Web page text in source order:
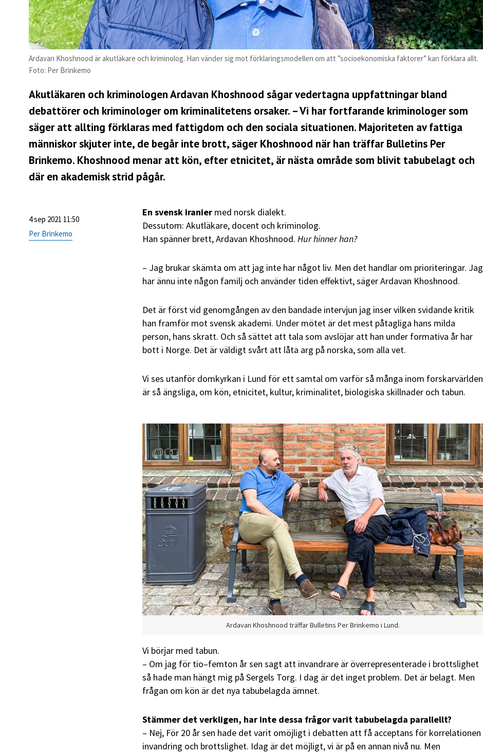
Ardavan Khoshnood är akutläkare och kriminolog. Han vänder sig mot förklaringsmodellen om att ”socioekonomiska faktorer” kan förklara allt.
Foto: Per Brinkemo
Akutläkaren och kriminologen Ardavan Khoshnood sågar vedertagna uppfattningar bland
debattörer och kriminologer om kriminalitetens orsaker. – Vi har fortfarande kriminologer som
säger att allting förklaras med fattigdom och den sociala situationen. Majoriteten av fattiga
människor skjuter inte, de begår inte brott, säger Khoshnood när han träffar Bulletins Per
Brinkemo. Khoshnood menar att kön, efter etnicitet, är nästa område som blivit tabubelagt och
där en akademisk strid pågår.
4 sep 2021 11:50
Per Brinkemo
En svensk iranier med norsk dialekt.
Dessutom: Akutläkare, docent och kriminolog.
Han spänner brett, Ardavan Khoshnood. Hur hinner han?
– Jag brukar skämta om att jag inte har något liv. Men det handlar om prioriteringar. Jag
har ännu inte någon familj och använder tiden effektivt, säger Ardavan Khoshnood.
Det är först vid genomgången av den bandade intervjun jag inser vilken svidande kritik
han framför mot svensk akademi. Under mötet är det mest påtagliga hans milda
person, hans skratt. Och så sättet att tala som avslöjar att han under formativa år har
bott i Norge. Det är väldigt svårt att låta arg på norska, som alla vet.
Vi ses utanför domkyrkan i Lund för ett samtal om varför så många inom forskarvärlden
är så ängsliga, om kön, etnicitet, kultur, kriminalitet, biologiska skillnader och tabun.
Ardavan Khoshnood träffar Bulletins Per Brinkemo i Lund.
Vi börjar med tabun.
– Om jag för tio–femton år sen sagt att invandrare är överrepresenterade i brottslighet
så hade man hängt mig på Sergels Torg. I dag är det inget problem. Det är belagt. Men
frågan om kön är det nya tabubelagda ämnet.
Stämmer det verkligen, har inte dessa frågor varit tabubelagda parallellt?
– Nej, För 20 år sen hade det varit omöjligt i debatten att få acceptans för korrelationen
invandring och brottslighet. Idag är det möjligt, vi är på en annan nivå nu. Men